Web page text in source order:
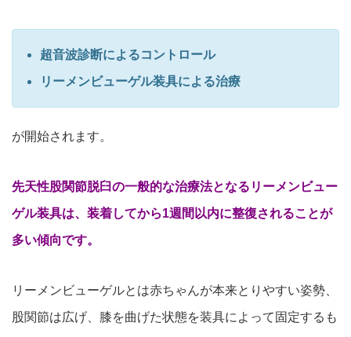
超音波診断によるコントロール
リーメンビューゲル装具による治療
が開始されます。
先天性股関節脱臼の一般的な治療法となるリーメンビュー
ゲル装具は、装着してから1週間以内に整復されることが
多い傾向です。
リーメンビューゲルとは赤ちゃんが本来とりやすい姿勢、
股関節は広げ、膝を曲げた状態を装具によって固定するも